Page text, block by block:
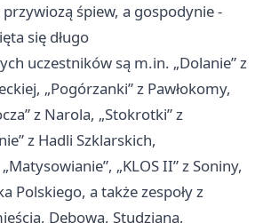
przywiozą śpiew, a gospodynie -
się długo
uczestników są m.in. „Dolanie” z
„Pogórzanki” z Pawłokomy,
z Narola, „Stokrotki” z
z Hadli Szklarskich,
„KLOS II” z Soniny,
Polskiego, a także zespoły z
Dębowa, Studziana,